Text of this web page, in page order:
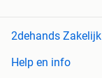
2dehands Zakelijk
Help en info